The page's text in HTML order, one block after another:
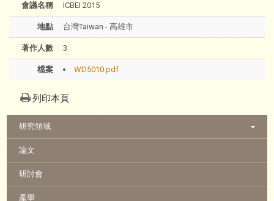
會議名稱 ICBEI 2015
地點 台灣Taiwan - 高雄市
著作人數 3
檔案 WD5010.pdf
列印本頁
研究領域
論文
研討會
產學